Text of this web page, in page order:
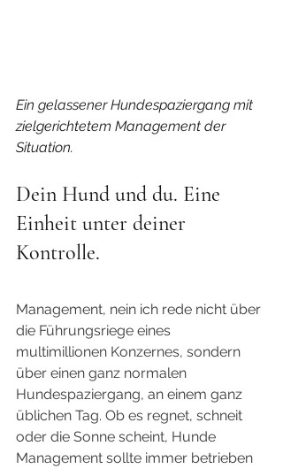
Ein gelassener Hundespaziergang mit
zielgerichtetem Management der
Situation.
Dein Hund und du. Eine
Einheit unter deiner
Kontrolle.
Management, nein ich rede nicht über
die Führungsriege eines
multimillionen Konzernes, sondern
über einen ganz normalen
Hundespaziergang, an einem ganz
üblichen Tag. Ob es regnet, schneit
oder die Sonne scheint, Hunde
Management sollte immer betrieben